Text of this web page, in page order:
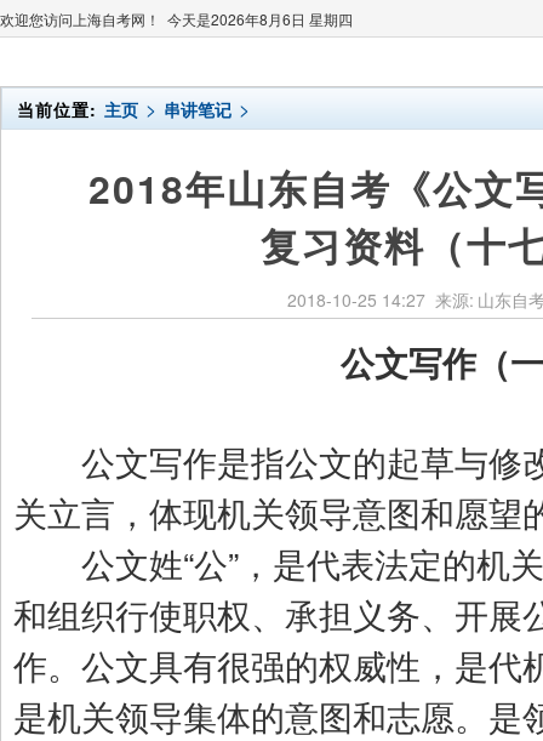
欢迎您访问上海自考网！ 今天是2026年8月6日 星期四
当前位置: 主页 > 串讲笔记 >
2018年山东自考《公文
复习资料（十
2018-10-25 14:27 来源: 山东自
公文写作（
公文写作是指公文的起草与修
关立言，体现机关领导意图和愿望
公文姓“公”，是代表法定的机
和组织行使职权、承担义务、开展
作。公文具有很强的权威性，是代
是机关领导集体的意图和志愿。是